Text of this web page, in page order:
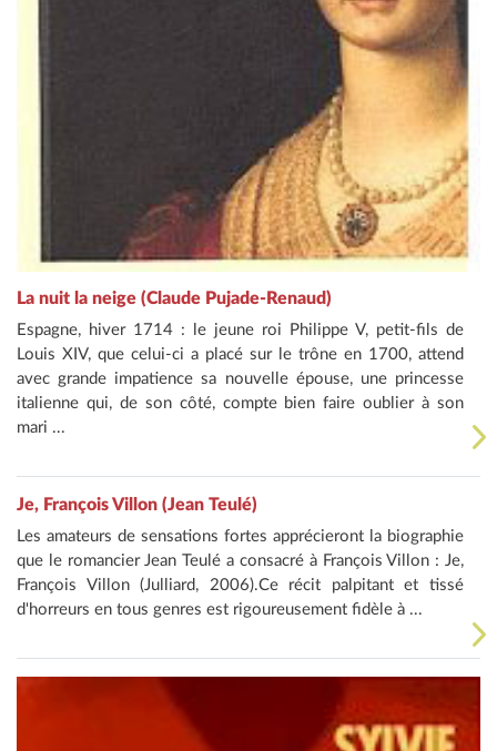
La nuit la neige (Claude Pujade-Renaud)
Espagne, hiver 1714 : le jeune roi Philippe V, petit-fils de
Louis XIV, que celui-ci a placé sur le trône en 1700, attend
avec grande impatience sa nouvelle épouse, une princesse
italienne qui, de son côté, compte bien faire oublier à son
mari ...
Je, François Villon (Jean Teulé)
Les amateurs de sensations fortes apprécieront la biographie
que le romancier Jean Teulé a consacré à François Villon : Je,
François Villon (Julliard, 2006).Ce récit palpitant et tissé
d'horreurs en tous genres est rigoureusement fidèle à ...